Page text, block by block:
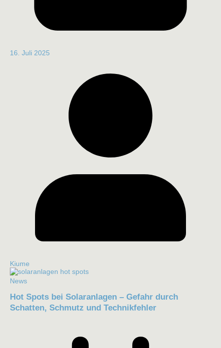
16. Juli 2025
Kiume
News
Hot Spots bei Solaranlagen – Gefahr durch
Schatten, Schmutz und Technikfehler